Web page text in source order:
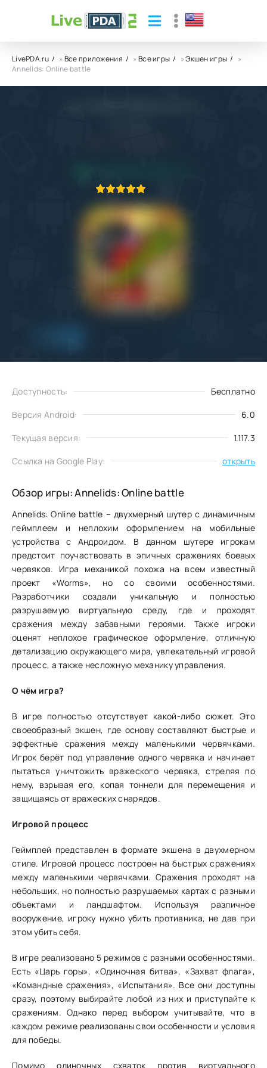
LivePDA.ru »Все приложения »Все игры »Экшен игры
»
Annelids: Online battle
Доступность: Бесплатно
Версия Android: 6.0
Текущая версия: 1.117.3
Ссылка на Google Play: открыть
Обзор игры: Annelids: Online battle
Annelids: Online battle – двухмерный шутер с динамичным
геймплеем и неплохим оформлением на мобильные
устройства с Андроидом. В данном шутере игрокам
предстоит поучаствовать в эпичных сражениях боевых
червяков. Игра механикой похожа на всем известный
проект «Worms», но со своими особенностями.
Разработчики создали уникальную и полностью
разрушаемую виртуальную среду, где и проходят
сражения между забавными героями. Также игроки
оценят неплохое графическое оформление, отличную
детализацию окружающего мира, увлекательный игровой
процесс, а также несложную механику управления.
О чём игра?
В игре полностью отсутствует какой-либо сюжет. Это
своеобразный экшен, где основу составляют быстрые и
эффектные сражения между маленькими червячками.
Игрок берёт под управление одного червяка и начинает
пытаться уничтожить вражеского червяка, стреляя по
нему, взрывая его, копая тоннели для перемещения и
защищаясь от вражеских снарядов.
Игровой процесс
Геймплей представлен в формате экшена в двухмерном
стиле. Игровой процесс построен на быстрых сражениях
между маленькими червячками. Сражения проходят на
небольших, но полностью разрушаемых картах с разными
объектами и ландшафтом. Используя различное
вооружение, игроку нужно убить противника, не дав при
этом убить себя.
В игре реализовано 5 режимов с разными особенностями.
Есть «Царь горы», «Одиночная битва», «Захват флага»,
«Командные сражения», «Испытания». Все они доступны
сразу, поэтому выбирайте любой из них и приступайте к
сражениям. Однако перед выбором учитывайте, что в
каждом режиме реализованы свои особенности и условия
для победы.
Помимо одиночных схваток против виртуального